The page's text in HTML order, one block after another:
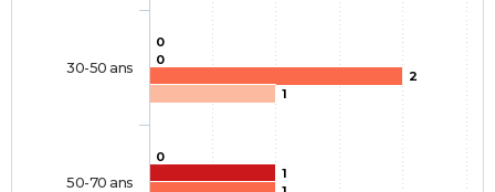
0
0
0
1
2
1
30-50 ans
50-70 ans